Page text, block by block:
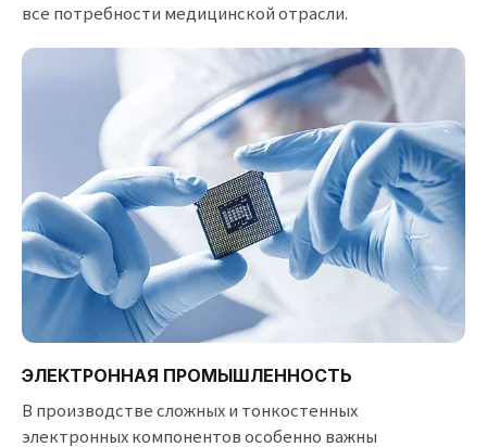
все потребности медицинской отрасли.
ЭЛЕКТРОННАЯ ПРОМЫШЛЕННОСТЬ
В производстве сложных и тонкостенных
электронных компонентов особенно важны